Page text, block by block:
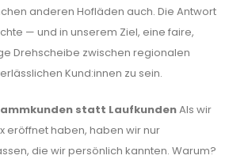
anderen Hofläden auch. Die Antwort
— und in unserem Ziel, eine faire,
Drehscheibe zwischen regionalen
Kund:innen zu sein.
statt LaufkundenAls wir
eröffnet haben, haben wir nur
die wir persönlich kannten. Warum?